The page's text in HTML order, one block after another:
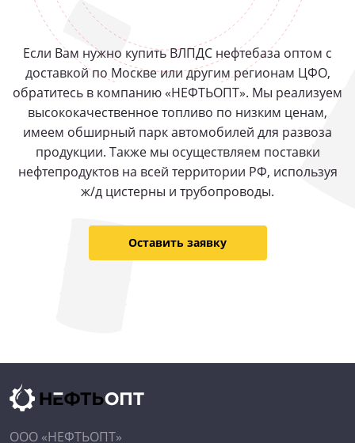
Если Вам нужно купить ВЛПДС нефтебаза оптом с
доставкой по Москве или другим регионам ЦФО,
обратитесь в компанию «НЕФТЬОПТ». Мы реализуем
высококачественное топливо по низким ценам,
имеем обширный парк автомобилей для развоза
продукции. Также мы осуществляем поставки
нефтепродуктов на всей территории РФ, используя
ж/д цистерны и трубопроводы.
Оставить заявку
ООО «НЕФТЬОПТ»